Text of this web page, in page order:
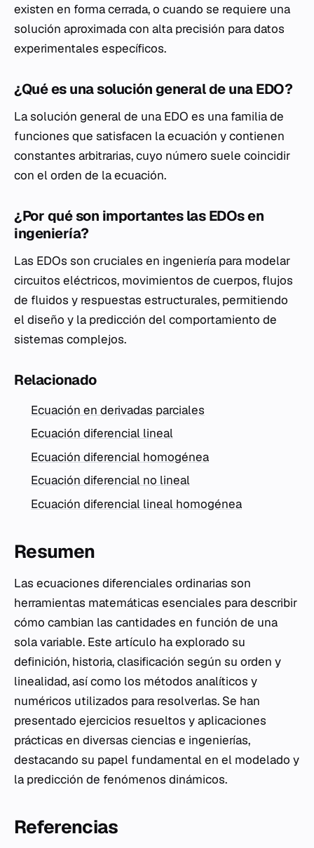
existen en forma cerrada, o cuando se requiere una
solución aproximada con alta precisión para datos
experimentales específicos.
¿Qué es una solución general de una EDO?
La solución general de una EDO es una familia de
funciones que satisfacen la ecuación y contienen
constantes arbitrarias, cuyo número suele coincidir
con el orden de la ecuación.
¿Por qué son importantes las EDOs en
ingeniería?
Las EDOs son cruciales en ingeniería para modelar
circuitos eléctricos, movimientos de cuerpos, flujos
de fluidos y respuestas estructurales, permitiendo
el diseño y la predicción del comportamiento de
sistemas complejos.
Relacionado
Ecuación en derivadas parciales
Ecuación diferencial lineal
Ecuación diferencial homogénea
Ecuación diferencial no lineal
Ecuación diferencial lineal homogénea
Resumen
Las ecuaciones diferenciales ordinarias son
herramientas matemáticas esenciales para describir
cómo cambian las cantidades en función de una
sola variable. Este artículo ha explorado su
definición, historia, clasificación según su orden y
linealidad, así como los métodos analíticos y
numéricos utilizados para resolverlas. Se han
presentado ejercicios resueltos y aplicaciones
prácticas en diversas ciencias e ingenierías,
destacando su papel fundamental en el modelado y
la predicción de fenómenos dinámicos.
Referencias